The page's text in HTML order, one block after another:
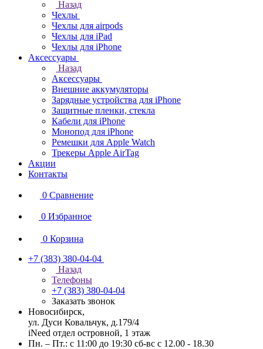
Назад
Чехлы
Чехлы для airpods
Чехлы для iPad
Чехлы для iPhone
Аксессуары
Назад
Аксессуары
Внешние аккумуляторы
Зарядные устройства для iPhone
Защитные пленки, стекла
Кабели для iPhone
Монопод для iPhone
Ремешки для Apple Watch
Трекеры Apple AirTag
Акции
Контакты
0 Сравнение
0 Избранное
0 Корзина
+7 (383) 380-04-04
Назад
Телефоны
+7 (383) 380-04-04
Заказать звонок
Новосибирск,
ул. Дуси Ковальчук, д.179/4
iNeed отдел островной, 1 этаж
Пн. – Пт.: с 11:00 до 19:30 сб-вс с 12.00 - 18.30